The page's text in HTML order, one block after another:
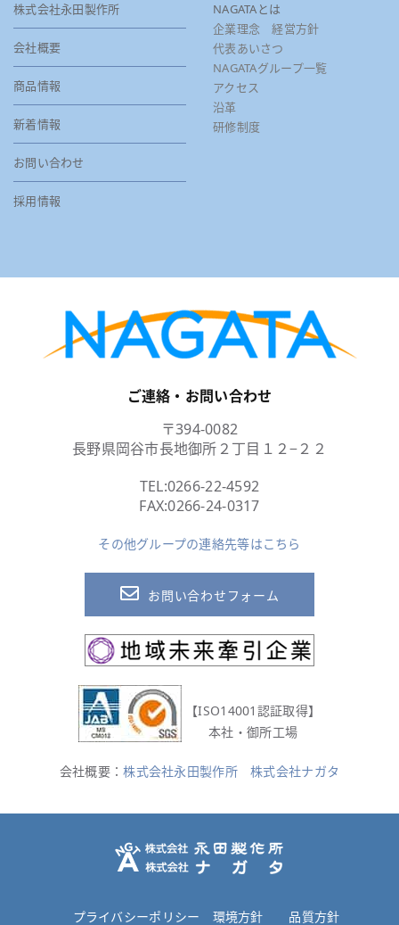
株式会社永田製作所
会社概要
商品情報
新着情報
お問い合わせ
採用情報
NAGATAとは
企業理念 経営方針
代表あいさつ
NAGATAグループ一覧
アクセス
沿革
研修制度
ご連絡・お問い合わせ
〒394-0082
長野県岡谷市長地御所２丁目１２−２２
TEL:0266-22-4592
FAX:0266-24-0317
その他グループの連絡先等はこちら
お問い合わせフォーム
【ISO14001認証取得】
本社・御所工場
会社概要：株式会社永田製作所 株式会社ナガタ
プライバシーポリシー 環境方針 品質方針